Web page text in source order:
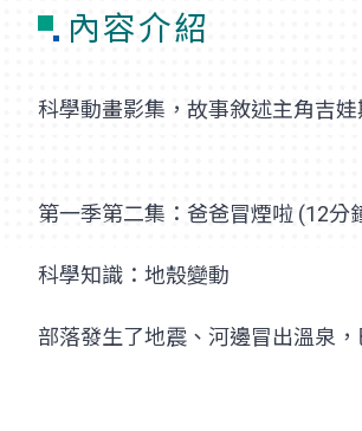
內容介紹
科學動畫影集，故事敘述主角吉
第一季第二集：爸爸冒煙啦 (12分
科學知識：地殼變動
部落發生了地震、河邊冒出溫泉